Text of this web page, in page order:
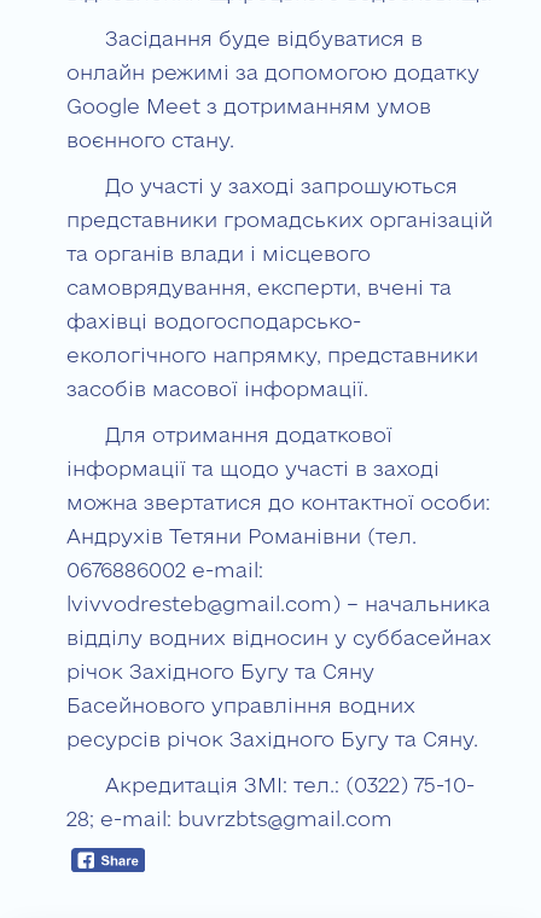
Засідання буде відбуватися в
онлайн режимі за допомогою додатку
Google Meet з дотриманням умов
воєнного стану.
До участі у заході запрошуються
представники громадських організацій
та органів влади і місцевого
самоврядування, експерти, вчені та
фахівці водогосподарсько-
екологічного напрямку, представники
засобів масової інформації.
Для отримання додаткової
інформації та щодо участі в заході
можна звертатися до контактної особи:
Андрухів Тетяни Романівни (тел.
0676886002 e-mail:
lvivvodresteb@gmail.com) – начальника
відділу водних відносин у суббасейнах
річок Західного Бугу та Сяну
Басейнового управління водних
ресурсів річок Західного Бугу та Сяну.
Акредитація ЗМІ: тел.: (0322) 75-10-
28; e-mail: buvrzbts@gmail.com